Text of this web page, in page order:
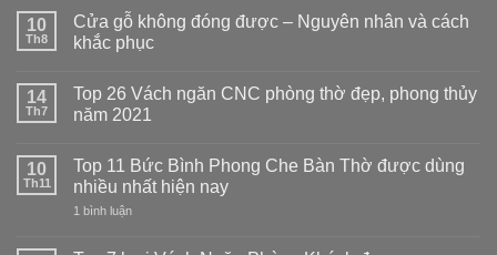
10
Th8
Cửa gỗ không đóng được – Nguyên nhân và cách
khắc phục
bình
luận
ở
không
đóng
được
–
và
14
Th7
Top 26 Vách ngăn CNC phòng thờ đẹp, phong thủy
năm 2021
bình
luận
ở
Top
ngăn
10
Th11
Top 11 Bức Bình Phong Che Bàn Thờ được dùng
nhiều nhất hiện nay
1 bình luậnở